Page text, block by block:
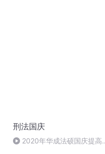
刑法国庆
2020年华成法硕国庆提高